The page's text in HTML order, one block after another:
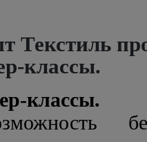
Текстиль
классы.
классы.